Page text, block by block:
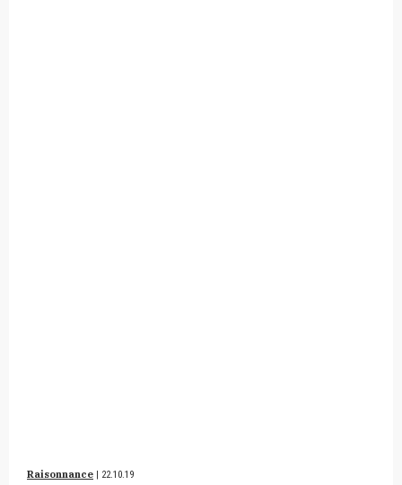
Raisonnance | 22.10.19